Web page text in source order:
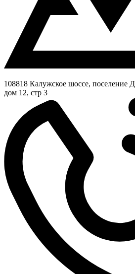
108818 Калужское шоссе, поселение
дом 12, стр 3